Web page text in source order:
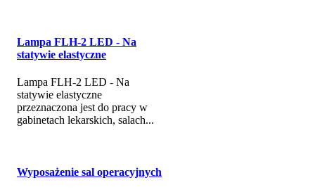
Lampa FLH-2 LED - Na
statywie elastyczne
Lampa FLH-2 LED - Na
statywie elastyczne
przeznaczona jest do pracy w
gabinetach lekarskich, salach...
Wyposażenie sal operacyjnych